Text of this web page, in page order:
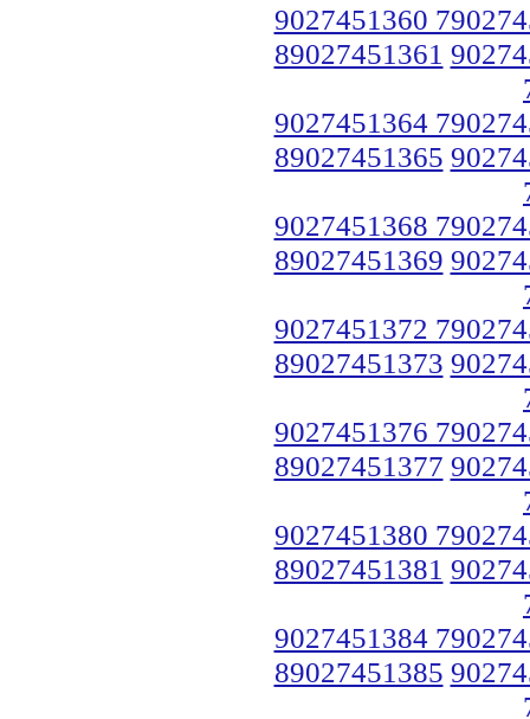
9027451360
89027451361
9027451364
89027451365
9027451368
89027451369
9027451372
89027451373
9027451376
89027451377
9027451380
89027451381
9027451384
89027451385